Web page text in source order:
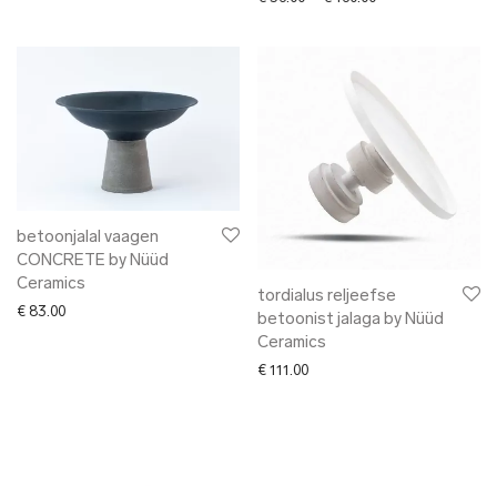
betoonjalal vaagen
CONCRETE by Nüüd
Ceramics
€ 83.00
tordialus reljeefse
betoonist jalaga by Nüüd
Ceramics
€ 111.00